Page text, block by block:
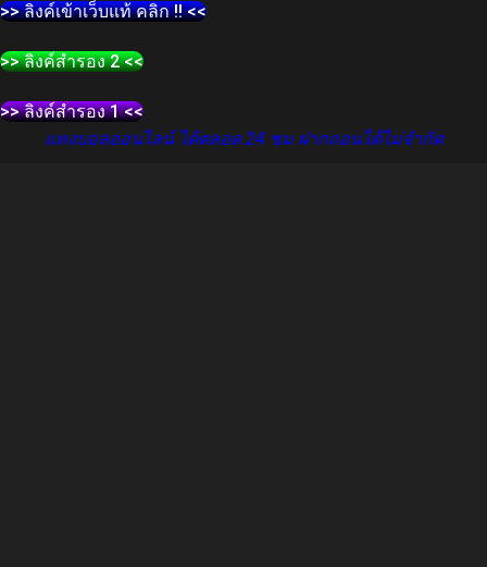
>> ลิงค์เข้าเว็บแท้ คลิก !! <<
>> ลิงค์สำรอง 2 <<
>> ลิงค์สำรอง 1 <<
แทงบอลออนไลน์ ได้ตลอด 24 ชม ฝากถอนได้ไม่จำกัด